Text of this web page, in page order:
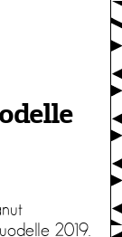
2019.